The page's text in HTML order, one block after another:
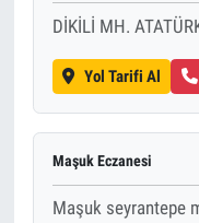
DİKİLİ MH.
Yol Tarifi Al
Maşuk Eczanesi
Maşuk seyrantepe